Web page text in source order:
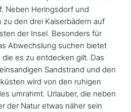
Neben Heringsdorf und
den drei Kaiserbädern auf
der Insel. Besonders für
Abwechslung suchen bietet
es zu entdecken gilt. Das
Sandstrand und den
wird von den ruhigen
umrahmt. Urlauber, die neben
der Natur etwas näher sein